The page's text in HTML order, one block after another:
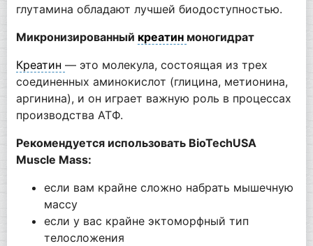
глутамина обладают лучшей биодоступностью.
Микронизированный креатин моногидрат
Креатин — это молекула, состоящая из трех
соединенных аминокислот (глицина, метионина,
аргинина), и он играет важную роль в процессах
производства АТФ.
Рекомендуется использовать BioTechUSA
Muscle Mass:
если вам крайне сложно набрать мышечную
массу
если у вас крайне эктоморфный тип
телосложения